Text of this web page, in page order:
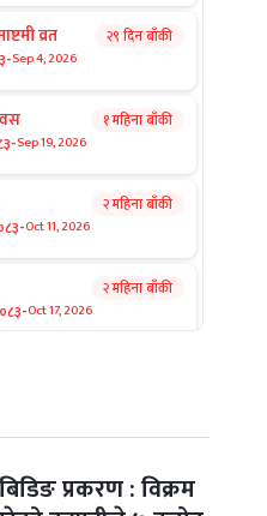
व्रत
-Sep 4, 2026
२९ दिन बाँकी
-Sep 19, 2026
१ महिना बाँकी
-Oct 11, 2026
२ महिना बाँकी
-Oct 17, 2026
२ महिना बाँकी
-Oct 20, 2026प्रकरण : विक्रम